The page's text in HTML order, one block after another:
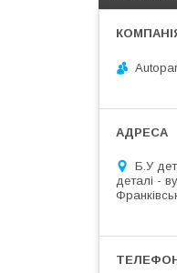
Б.У
деталі -